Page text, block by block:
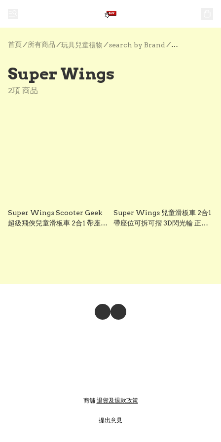
首頁/ 所有商品 /玩具兒童禮物 / search by Brand / Super Wings
Super Wings
2項 商品
Super Wings Scooter Geek
超級飛俠兒童滑板車 2合1 帶座位
Super Wings 兒童滑板車 2合1
帶座位可拆可摺 3D閃光輪 正版
商舖 退貨及退款政策
提出意見